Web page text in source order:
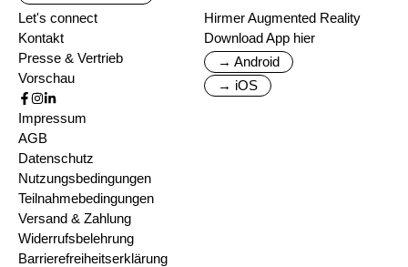
Let's connect
Kontakt
Presse & Vertrieb
Vorschau
Hirmer Augmented Reality
Download App hier
→ Android
→ iOS
Impressum
AGB
Datenschutz
Nutzungsbedingungen
Teilnahmebedingungen
Versand & Zahlung
Widerrufsbelehrung
Barrierefreiheitserklärung